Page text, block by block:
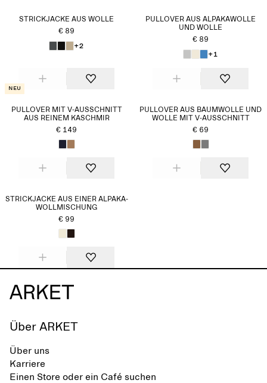
STRICKJACKE AUS WOLLE
€ 89
+2
PULLOVER AUS ALPAKAWOLLE
UND WOLLE
€ 89
+1
Neu
PULLOVER MIT V-AUSSCHNITT
AUS REINEM KASCHMIR
€ 149
PULLOVER AUS BAUMWOLLE UND
WOLLE MIT V-AUSSCHNITT
€ 69
STRICKJACKE AUS EINER ALPAKA-
WOLLMISCHUNG
€ 99
Über ARKET
Über uns
Karriere
Einen Store oder ein Café suchen